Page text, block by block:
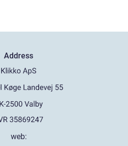
Address
web: